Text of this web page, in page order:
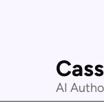
AI